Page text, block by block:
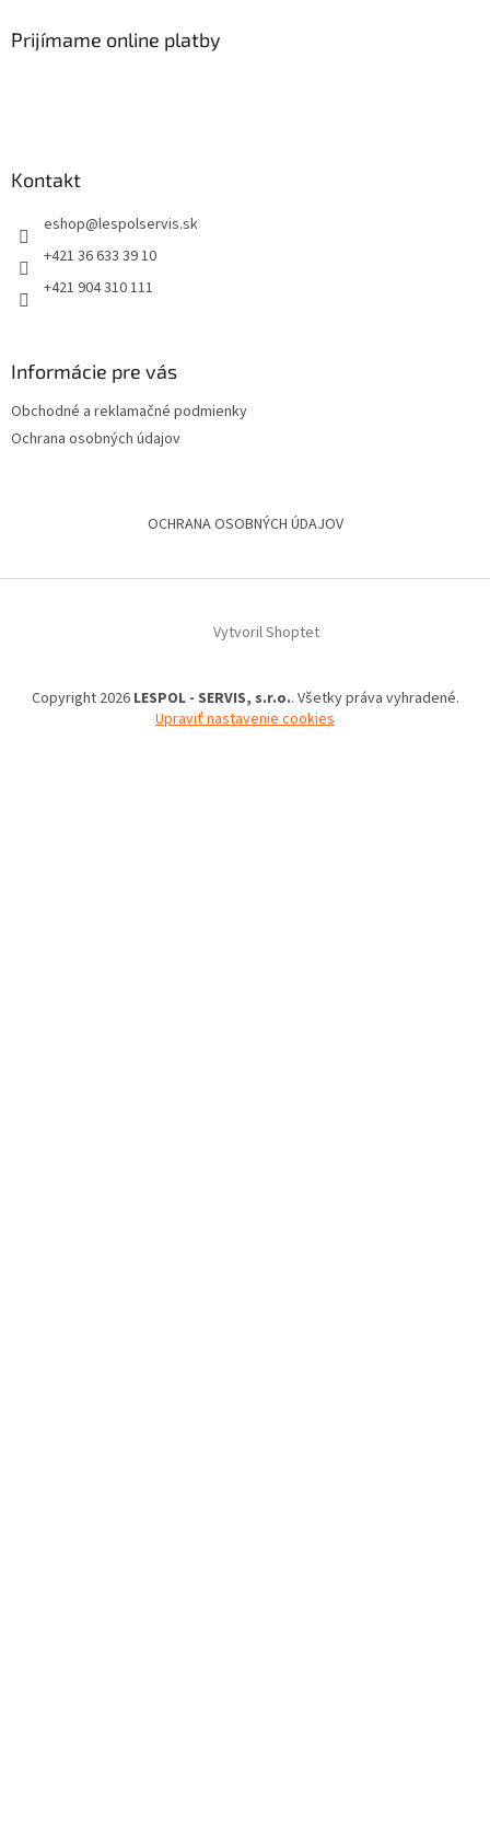
Prijímame online platby
Kontakt
eshop@lespolservis.sk
+421 36 633 39 10
+421 904 310 111
Informácie pre vás
Obchodné a reklamačné podmienky
Ochrana osobných údajov
OCHRANA OSOBNÝCH ÚDAJOV
Vytvoril Shoptet
Copyright 2026 LESPOL - SERVIS, s.r.o.. Všetky práva vyhradené.
Upraviť nastavenie cookies